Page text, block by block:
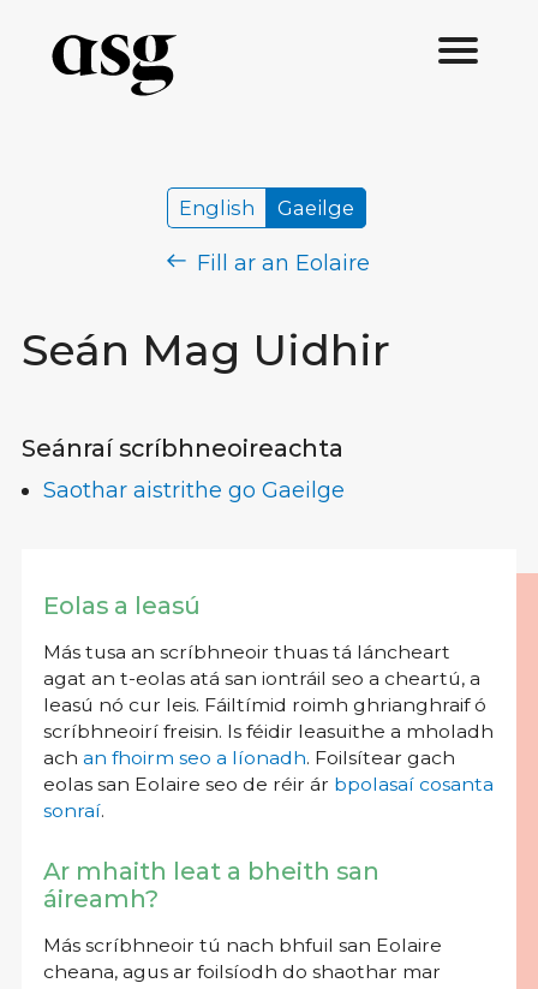
Seán Mag Uidhir
English Gaeilge
Fill ar an Eolaire
Seánraí scríbhneoireachta
Saothar aistrithe go Gaeilge
Eolas a leasú
Más tusa an scríbhneoir thuas tá láncheart
agat an t-eolas atá san iontráil seo a cheartú, a
leasú nó cur leis. Fáiltímid roimh ghrianghraif ó
scríbhneoirí freisin. Is féidir leasuithe a mholadh
ach an fhoirm seo a líonadh. Foilsítear gach
eolas san Eolaire seo de réir ár bpolasaí cosanta
sonraí.
Ar mhaith leat a bheith san
áireamh?
Más scríbhneoir tú nach bhfuil san Eolaire
cheana, agus ar foilsíodh do shaothar mar